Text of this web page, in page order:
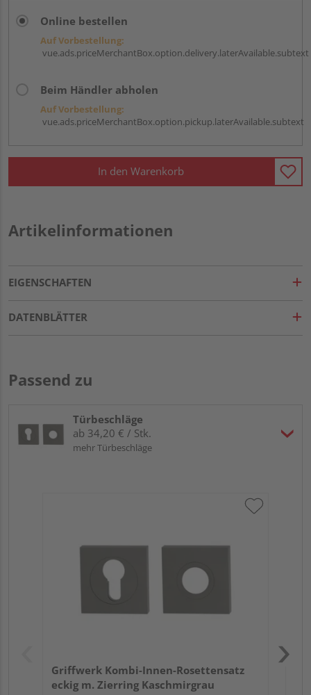
Online bestellen
Auf Vorbestellung:
vue.ads.priceMerchantBox.option.delivery.laterAvailable.subtext
Beim Händler abholen
Auf Vorbestellung:
vue.ads.priceMerchantBox.option.pickup.laterAvailable.subtext
In den Warenkorb
Artikelinformationen
EIGENSCHAFTEN
DATENBLÄTTER
Passend zu
Türbeschläge
ab 34,20 € / Stk.
mehr Türbeschläge
Griffwerk Kombi-Innen-Rosettensatz
eckig m. Zierring Kaschmirgrau